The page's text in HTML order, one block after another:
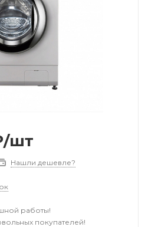
/шт
Нашли дешевле?
работы!
покупателей!